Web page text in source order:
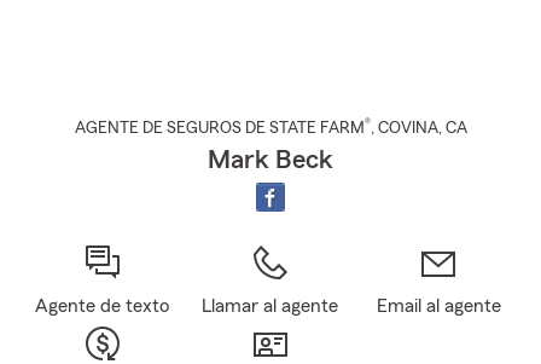
AGENTE DE SEGUROS DE STATE FARM®, COVINA, CA
Mark Beck
Agente de texto Llamar al agente Email al agente